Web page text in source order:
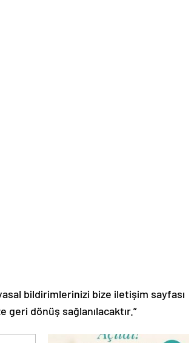
bildirimlerinizi bize iletişim sayfası
dönüş sağlanılacaktır.”